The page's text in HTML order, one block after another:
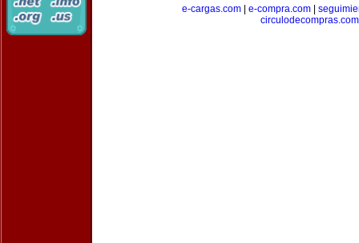
e-cargas.com| e-compra.com|
circulodecompras.com